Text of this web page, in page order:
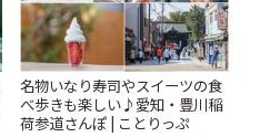
名物いなり寿司やスイーツの食
べ歩きも楽しい♪愛知・豊川稲
荷参道さんぽ | ことりっぷ